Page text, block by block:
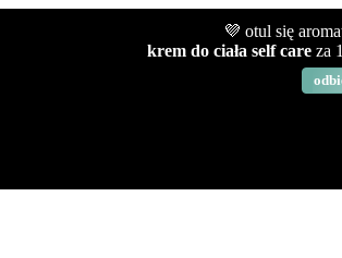
💜 otul się
krem do ciała self careza